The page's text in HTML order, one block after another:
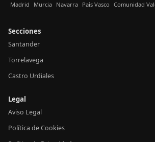
Madrid Murcia Navarra País Vasco Comunidad
Secciones
Santander
Torrelavega
Castro Urdiales
Legal
Aviso Legal
Política de Cookies